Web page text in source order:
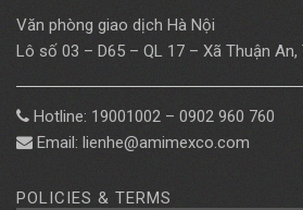
Văn phòng giao dịch Hà Nội
Lô số 03 – D65 – QL 17 – Xã Thuận An,
Hotline: 19001002 – 0902 960 760
Email: lienhe@amimexco.com
POLICIES & TERMS